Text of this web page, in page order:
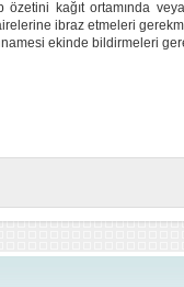
kağıt ortamında
ibraz etmeleri
ekinde bildirmeleri